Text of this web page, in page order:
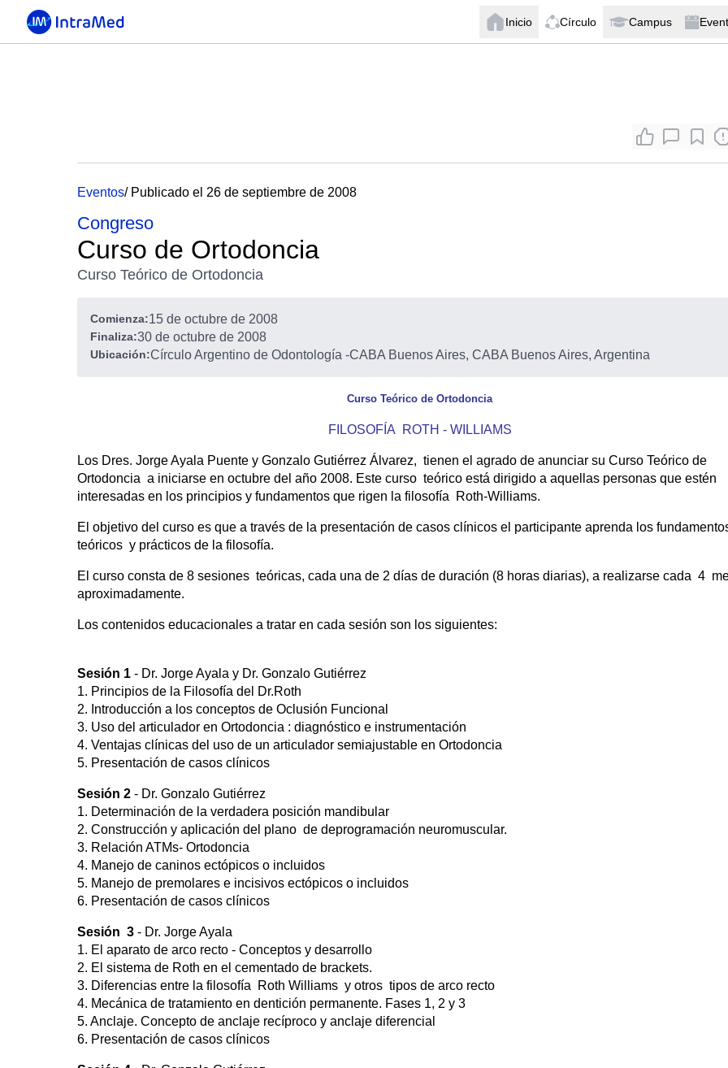
Inicio Círculo Campus
Eventos/ Publicado el 26 de septiembre de 2008
Congreso
Curso de Ortodoncia
Curso Teórico de Ortodoncia
Comienza:15 de octubre de 2008
Finaliza:30 de octubre de 2008
Ubicación:Círculo Argentino de Odontología -CABA Buenos Aires, CABA Buenos Aires, Argentina
Curso Teórico de Ortodoncia
FILOSOFÍA ROTH - WILLIAMS
Los Dres. Jorge Ayala Puente y Gonzalo Gutiérrez Álvarez, tienen el agrado de anunciar su Curso Teórico de
Ortodoncia a iniciarse en octubre del año 2008. Este curso teórico está dirigido a aquellas personas que estén
interesadas en los principios y fundamentos que rigen la filosofía Roth-Williams.
El objetivo del curso es que a través de la presentación de casos clínicos el participante aprenda los
teóricos y prácticos de la filosofía.
El curso consta de 8 sesiones teóricas, cada una de 2 días de duración (8 horas diarias), a realizarse cada 4
aproximadamente.
Los contenidos educacionales a tratar en cada sesión son los siguientes:
Sesión 1 - Dr. Jorge Ayala y Dr. Gonzalo Gutiérrez
1. Principios de la Filosofía del Dr.Roth
2. Introducción a los conceptos de Oclusión Funcional
3. Uso del articulador en Ortodoncia : diagnóstico e instrumentación
4. Ventajas clínicas del uso de un articulador semiajustable en Ortodoncia
5. Presentación de casos clínicos
Sesión 2 - Dr. Gonzalo Gutiérrez
1. Determinación de la verdadera posición mandibular
2. Construcción y aplicación del plano de deprogramación neuromuscular.
3. Relación ATMs- Ortodoncia
4. Manejo de caninos ectópicos o incluidos
5. Manejo de premolares e incisivos ectópicos o incluidos
6. Presentación de casos clínicos
Sesión 3 - Dr. Jorge Ayala
1. El aparato de arco recto - Conceptos y desarrollo
2. El sistema de Roth en el cementado de brackets.
3. Diferencias entre la filosofía Roth Williams y otros tipos de arco recto
4. Mecánica de tratamiento en dentición permanente. Fases 1, 2 y 3
5. Anclaje. Concepto de anclaje recíproco y anclaje diferencial
6. Presentación de casos clínicos